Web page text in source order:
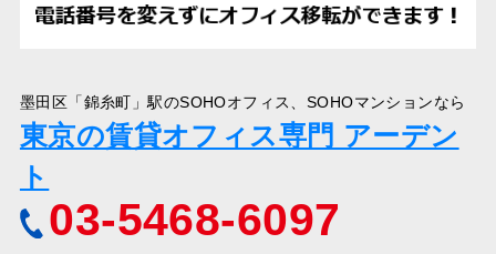
墨田区「錦糸町」駅のSOHOオフィス、SOHOマンションなら
東京の賃貸オフィス専門 アーデン
ト
03-5468-6097